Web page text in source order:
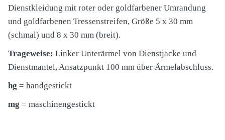
Dienstkleidung mit roter oder goldfarbener Umrandung
und goldfarbenen Tressenstreifen, Größe 5 x 30 mm
(schmal) und 8 x 30 mm (breit).
Trageweise: Linker Unterärmel von Dienstjacke und
Dienstmantel, Ansatzpunkt 100 mm über Ärmelabschluss.
hg = handgestickt
mg = maschinengestickt